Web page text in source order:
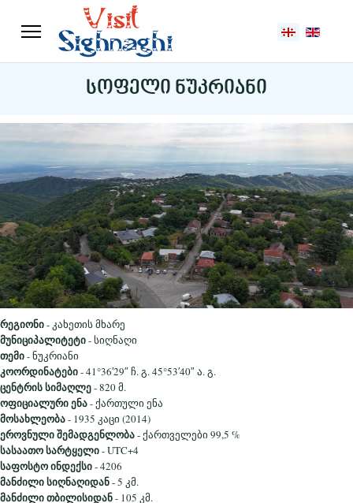
აირჩიეთ ენა
სოფელი ნუკრიანი
რეგიონი- კახეთის მხარე
მუნიციპალიტეტი- სიღნაღი
თემი- ნუკრიანი
კოორდინატები- 41°36′29″ ჩ. გ. 45°53′40″ ა. გ.
ცენტრის სიმაღლე- 820 მ.
ოფიციალური ენა- ქართული ენა
მოსახლეობა- 1935 კაცი (2014)
ეროვნული შემადგენლობა- ქართველები 99,5 %
სასაათო სარტყელი- UTC+4
საფოსტო ინდექსი- 4206
მანძილი სიღნაღიდან- 5 კმ.
მანძილი თბილისიდან- 105 კმ.